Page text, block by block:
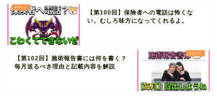
【第100回】保険者への電話は怖くな
い。むしろ味方になってくれるよ。
【第102回】施術報告書には何を書く？
毎月送るべき理由と記載内容を解説